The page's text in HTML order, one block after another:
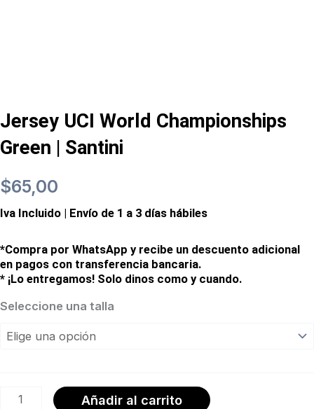
Jersey UCI World Championships
Green | Santini
$65,00
Iva Incluido | Envío de 1 a 3 días hábiles
*Compra por WhatsApp y recibe un descuento adicional
en pagos con transferencia bancaria.
* ¡Lo entregamos! Solo dinos como y cuando.
Seleccione una talla
Jersey
World
Añadir al carrito